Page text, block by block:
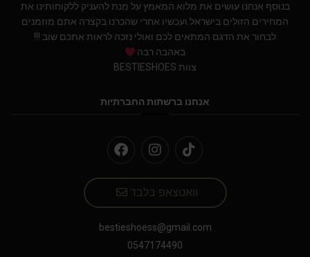
בנוסף אנחנו עושים את מלוא המאמץ על מנת להעניק ללקוחותינו את
המחירים הזולים בישראל.ועכשיו אחרי שהכרנו בקצרה אתם מוזמנים
לבחור את הדגם המתאים לכם ואולי נזכה לראות אתכם שוב !!!
באהבה רבה
צוות BESTIESHOES
אנחנו ברשתות החברתיות
וואטצאפ בלבד
bestieshoess@gmail.com
0547174490